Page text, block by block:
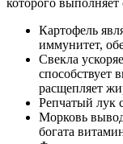
Картофель
иммунитет,
Свекла
способствует
расщепляет
Репчатый лук
Морковь
богата